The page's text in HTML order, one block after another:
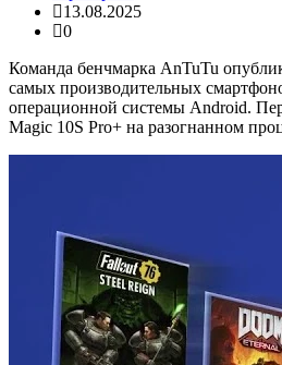
13.08.2025
0
Команда бенчмарка AnTuTu
самых производительных
операционной системы Android.
Magic 10S Pro+ на разогнанном